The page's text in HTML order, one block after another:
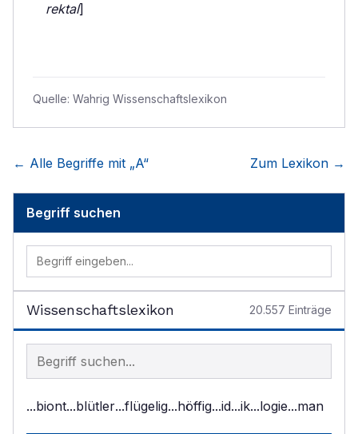
rektal]
Quelle: Wahrig Wissenschaftslexikon
← Alle Begriffe mit „A“ Zum Lexikon →
Begriff suchen
Wissenschaftslexikon 20.557 Einträge
Begriff im Lexikon suchen
...biont...blütler...flügelig...höffig...id...ik...logie...man